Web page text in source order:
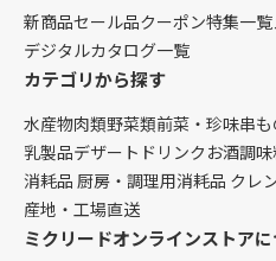
新商品セール品クーポン特集一覧
デジタルカタログ一覧
カテゴリから探す
水産物肉類野菜類前菜・珍味串も
乳製品デザート ドリンク お酒調
消耗品 厨房・調理用消耗品 クレ
産地・工場直送
ミクリードオンラインストア